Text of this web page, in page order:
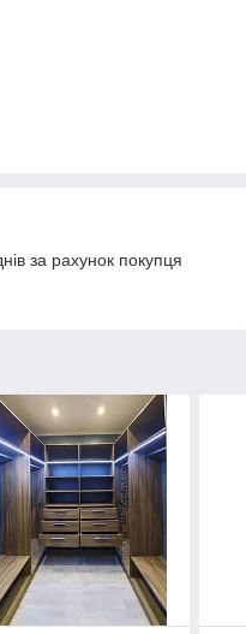
за рахунок покупця